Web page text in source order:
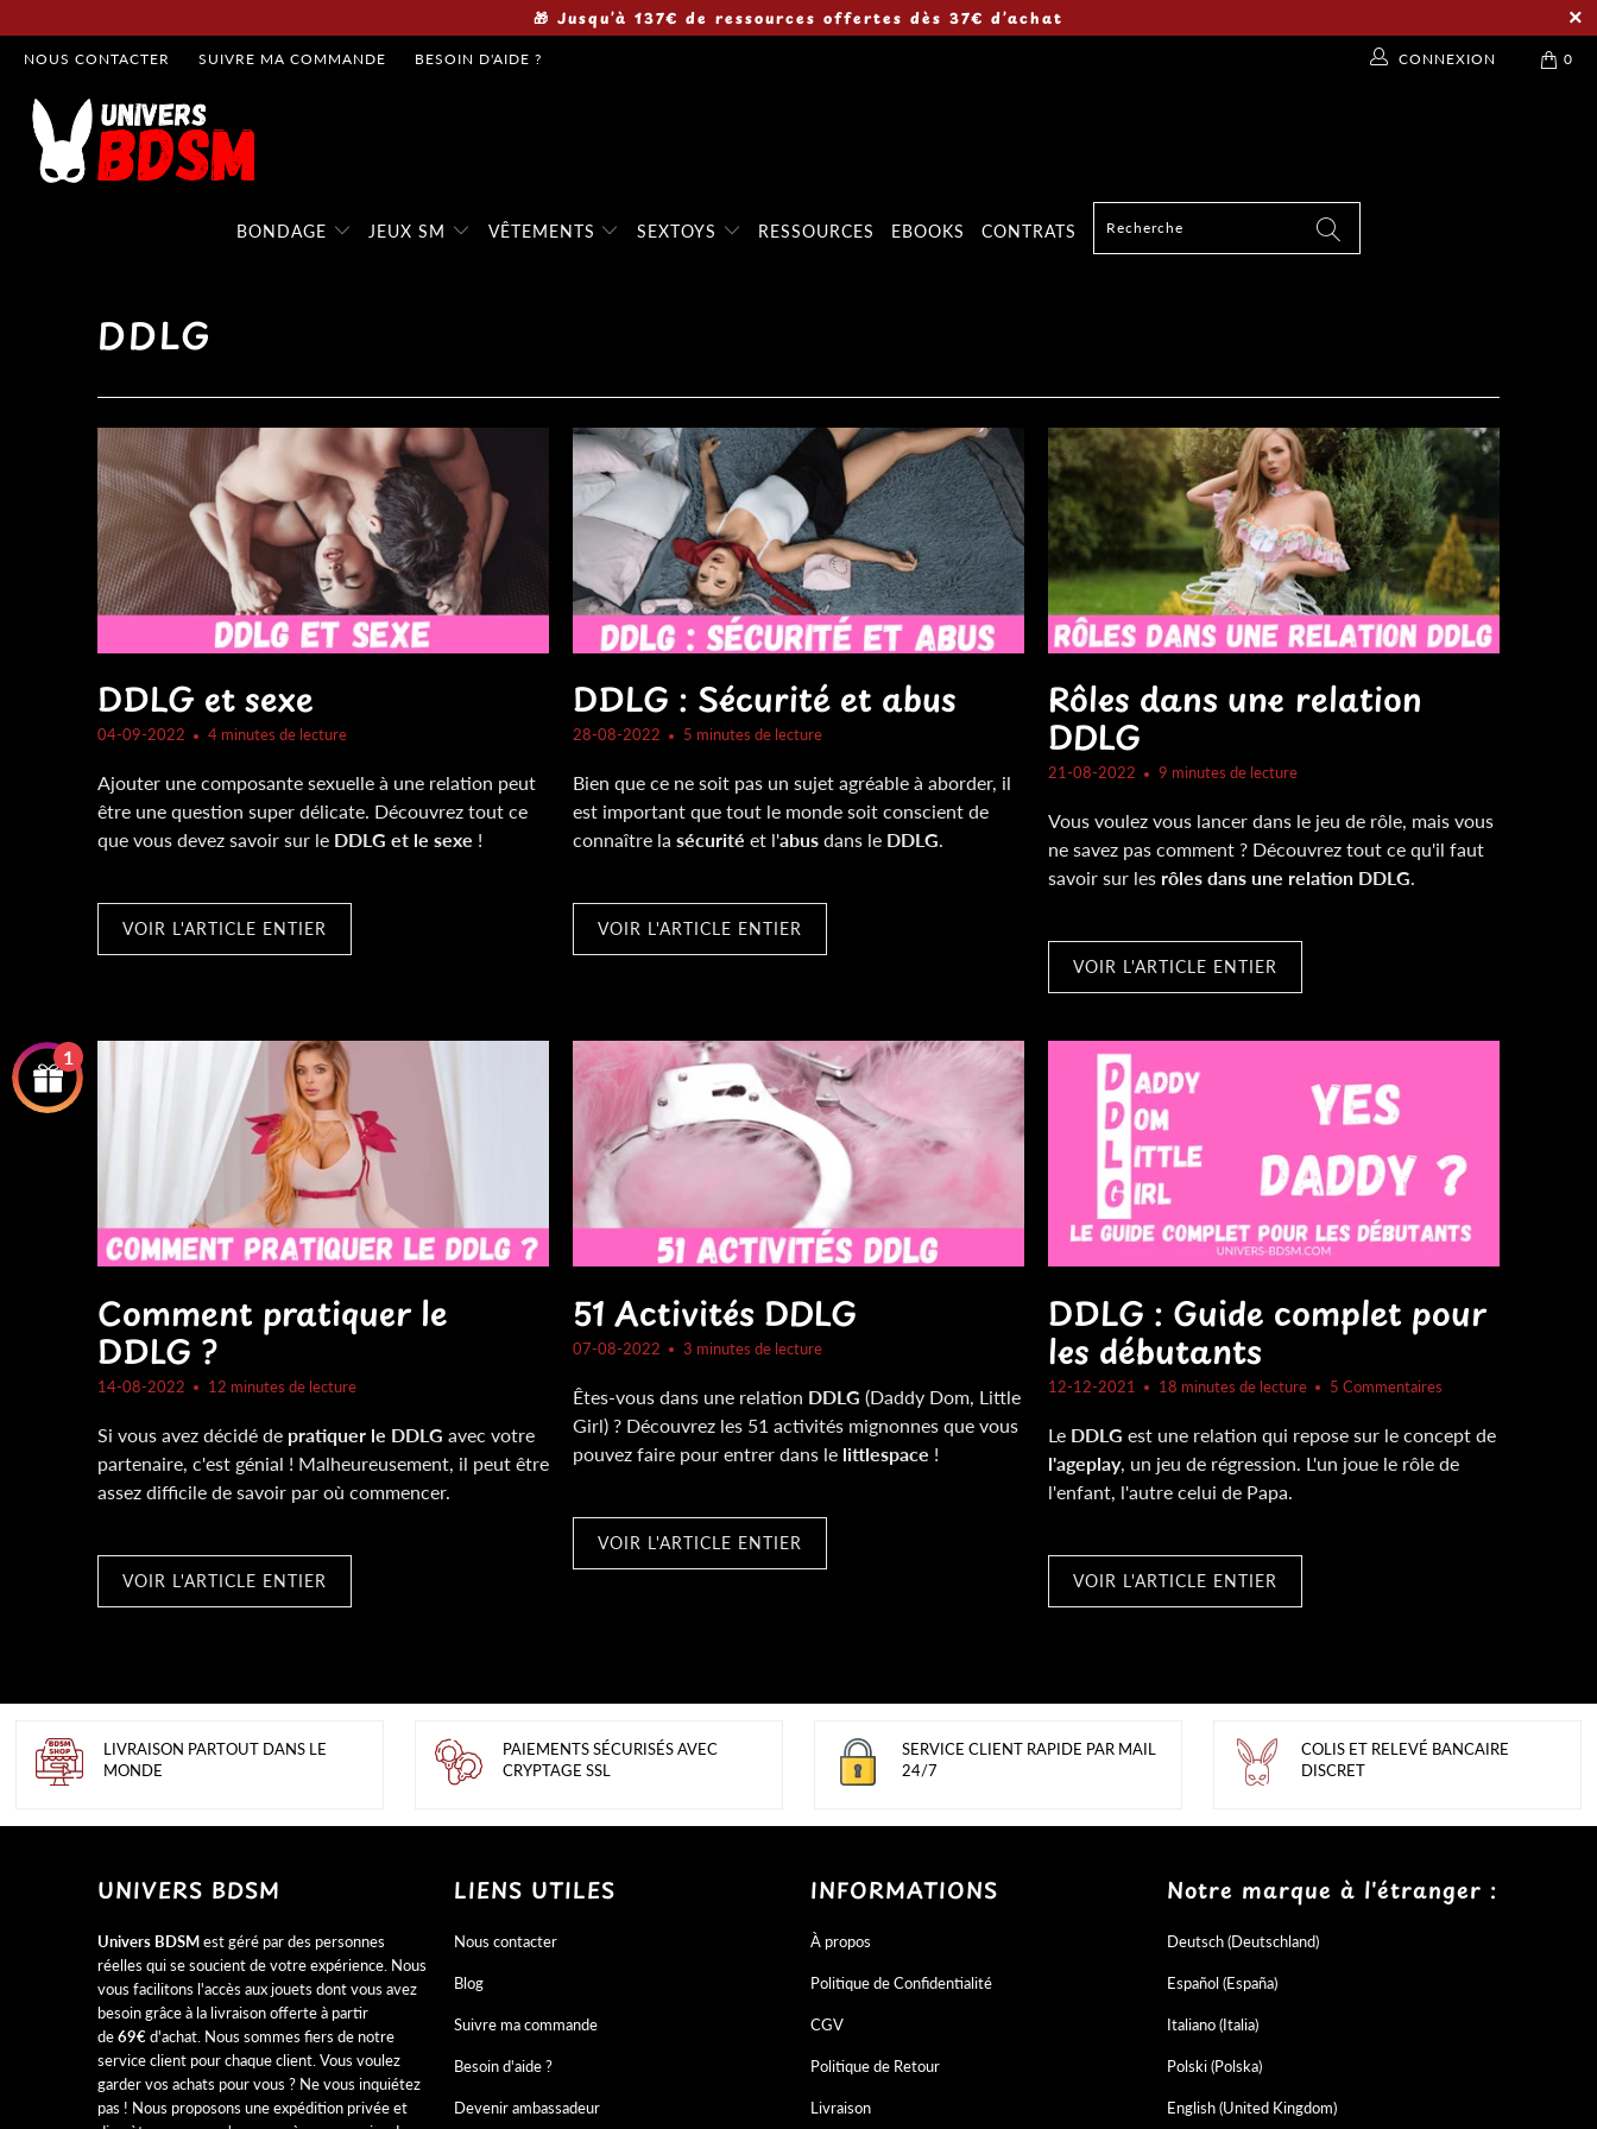
🎁 Jusqu’à 137€ de ressources offertes dès 37€ d’achat
NOUS CONTACTER SUIVRE MA COMMANDE BESOIN D'AIDE ? 0
CONNEXION
BONDAGE JEUX SM VÊTEMENTS SEXTOYS RESSOURCES EBOOKS CONTRATS
DDLG
DDLG et sexe
04-09-2022 4 minutes de lecture
Ajouter une composante sexuelle à une relation peut
être une question super délicate. Découvrez tout ce
que vous devez savoir sur le DDLG et le sexe !
VOIR L'ARTICLE ENTIER
DDLG : Sécurité et abus
28-08-2022 5 minutes de lecture
Bien que ce ne soit pas un sujet agréable à aborder, il
est important que tout le monde soit conscient de
connaître la sécurité et l'abusdans le DDLG.
VOIR L'ARTICLE ENTIER
Rôles dans une relation
DDLG
21-08-2022 9 minutes de lecture
Vous voulez vous lancer dans le jeu de rôle, mais vous
ne savez pas comment ? Découvrez tout ce qu'il faut
savoir sur les rôles dans une relation DDLG.
VOIR L'ARTICLE ENTIER
Comment pratiquer le
DDLG ?
14-08-2022 12 minutes de lecture
Si vous avez décidé de pratiquer le DDLG avec votre
partenaire, c'est génial ! Malheureusement, il peut être
assez difficile de savoir par où commencer.
VOIR L'ARTICLE ENTIER
51 Activités DDLG
07-08-2022 3 minutes de lecture
Êtes-vous dans une relation DDLG (Daddy Dom, Little
Girl) ? Découvrez les 51 activités mignonnes que vous
pouvez faire pour entrer dans le littlespace !
VOIR L'ARTICLE ENTIER
DDLG : Guide complet pour
les débutants
12-12-2021 18 minutes de lecture 5 Commentaires
Le DDLG est une relation qui repose sur le concept de
l'ageplay, un jeu de régression. L'un joue le rôle de
l'enfant, l'autre celui de Papa.
VOIR L'ARTICLE ENTIER
LIVRAISON PARTOUT DANS LE
MONDE
PAIEMENTS SÉCURISÉS AVEC
CRYPTAGE SSL
SERVICE CLIENT RAPIDE PAR MAIL
24/7
COLIS ET RELEVÉ BANCAIRE
DISCRET
UNIVERS BDSM
Univers BDSMest géré par des personnes
réelles qui se soucient de votre expérience. Nous
vous facilitons l'accès aux jouets dont vous avez
besoin grâce à la livraison offerte à partir
de69€d'achat. Nous sommes fiers de notre
service client pour chaque client. Vous voulez
garder vos achats pour vous ? Ne vous inquiétez
pas ! Nous proposons une expédition privée et
LIENS UTILES
Nous contacter
Blog
Suivre ma commande
Besoin d'aide ?
Devenir ambassadeur
INFORMATIONS
À propos
Politique de Confidentialité
CGV
Politique de Retour
Livraison
Notre marque à l'étranger :
Deutsch (Deutschland)
Español (España)
Italiano (Italia)
Polski (Polska)
English (United Kingdom)
1